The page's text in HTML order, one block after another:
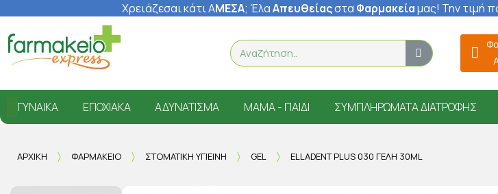
Χρειάζεσαι κάτι ΑΜΕΣΑ; ΈλαΑπευθείαςστα Φαρμακείαμας! Την τιμή
ΓΥΝΑΊΚΑ ΕΠΟΧΙΑΚΆ ΑΔΥΝΆΤΙΣΜΑ ΜΑΜΆ - ΠΑΙΔΊ ΣΥΜΠΛΗΡΏΜΑΤΑ ΔΙΑΤΡΟΦΉΣ
ΑΡΧΙΚΉ ΦΑΡΜΑΚΕΊΟ ΣΤΟΜΑΤΙΚΉ ΥΓΙΕΙΝΉ GEL ELLADENT PLUS 030 ΓΈΛΗ 30ML